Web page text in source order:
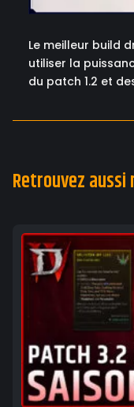
Le meilleur build
utiliser la
du patch 1.2 et
Retrouvez